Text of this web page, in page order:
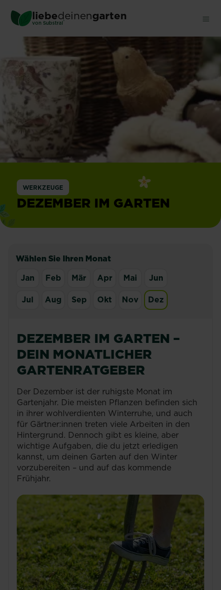
main
content
liebedeinengarten
von Substral ®
WERKZEUGE
DEZEMBER IM GARTEN
Wählen Sie Ihren Monat
Jan
Feb Mär Apr Mai
Jun
Jul
Aug Sep Okt Nov Dez
DEZEMBER IM GARTEN –
DEIN MONATLICHER
GARTENRATGEBER
Der Dezember ist der ruhigste Monat im
Gartenjahr. Die meisten Pflanzen befinden sich
in ihrer wohlverdienten Winterruhe, und auch
für Gärtner:innen treten viele Arbeiten in den
Hintergrund. Dennoch gibt es kleine, aber
wichtige Aufgaben, die du jetzt erledigen
kannst, um deinen Garten auf den Winter
vorzubereiten – und auf das kommende
Frühjahr.